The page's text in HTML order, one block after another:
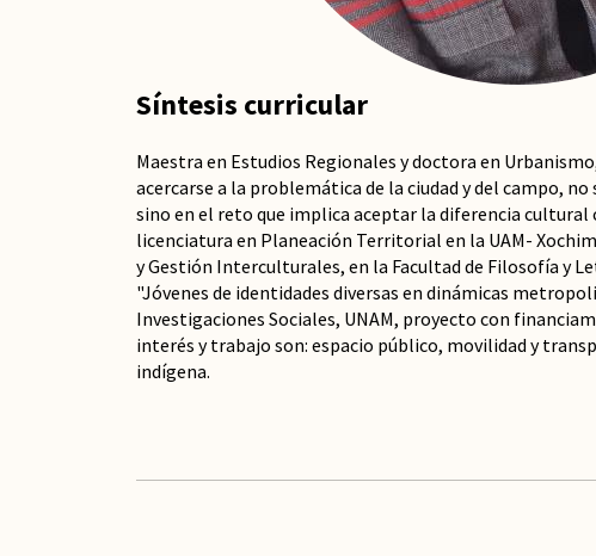
Síntesis curricular
Maestra en Estudios Regionales y doctora en
acercarse a la problemática de la ciudad y del campo,
sino en el reto que implica aceptar la diferencia cultural
licenciatura en Planeación Territorial en la UAM-
y Gestión Interculturales, en la Facultad de Filosofía y
"Jóvenes de identidades diversas en dinámicas
Investigaciones Sociales, UNAM, proyecto con
interés y trabajo son: espacio público, movilidad y
indígena.